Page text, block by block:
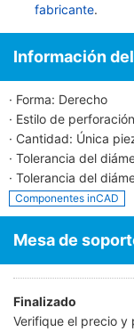
fabricante.
Información
· Forma: Derecho
· Estilo de
· Cantidad: Única
· Tolerancia del
· Tolerancia del
Componentes inCAD
Mesa de
Finalizado
Verifique el precio y